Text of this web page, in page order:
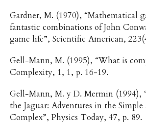
Gardner, M. (1970), “Mathematical
fantastic combinations of John
game life”, Scientific American,
Gell-Mann, M. (1995), “What is
Complexity, 1, 1, p. 16-19.
Gell-Mann, M. y D. Mermin (1994),
the Jaguar: Adventures in the Simple
Complex”, Physics Today, 47, p. 89.